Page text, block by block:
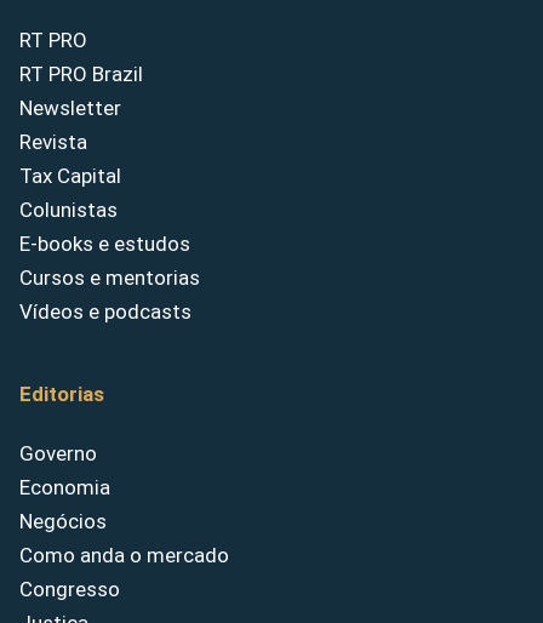
RT PRO
RT PRO Brazil
Newsletter
Revista
Tax Capital
Colunistas
E-books e estudos
Cursos e mentorias
Vídeos e podcasts
Editorias
Governo
Economia
Negócios
Como anda o mercado
Congresso